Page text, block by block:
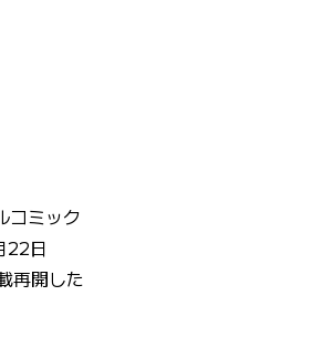
コミック
22日
再開した